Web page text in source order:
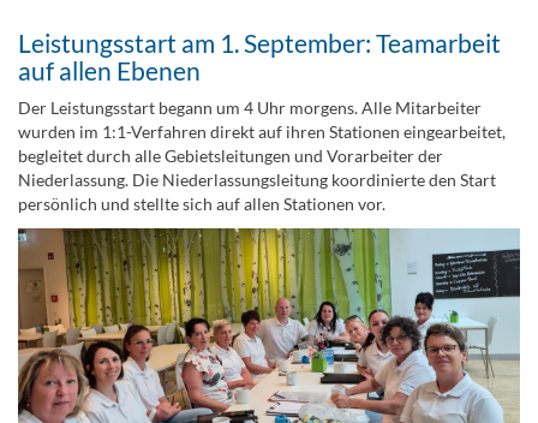
Leistungsstart am 1. September: Teamarbeit
auf allen Ebenen
Der Leistungsstart begann um 4 Uhr morgens. Alle Mitarbeiter
wurden im 1:1-Verfahren direkt auf ihren Stationen eingearbeitet,
begleitet durch alle Gebietsleitungen und Vorarbeiter der
Niederlassung. Die Niederlassungsleitung koordinierte den Start
persönlich und stellte sich auf allen Stationen vor.